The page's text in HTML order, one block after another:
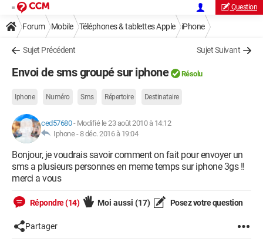
Question
Forum Mobile Téléphones & tablettes Apple iPhone
Sujet Précédent Sujet Suivant
Envoi de sms groupé sur iphone Résolu
Iphone Numéro Sms Répertoire Destinataire
ced57680- Modifié le 23 août 2010 à 14:12
Iphone -8 déc. 2016 à 19:04
Bonjour, je voudrais savoir comment on fait pour envoyer un
sms a plusieurs personnes en meme temps sur iphone 3gs !!
merci a vous
Répondre (14) Moi aussi (17) Posez votre question
Partager